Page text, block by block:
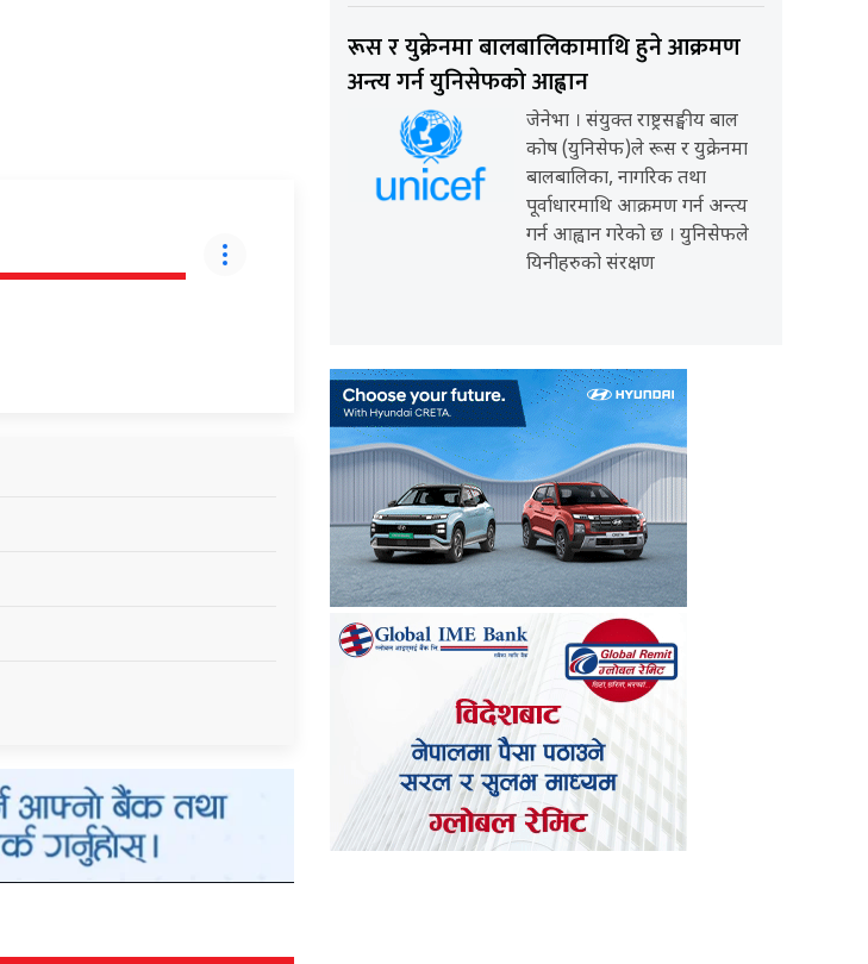
रूस र युक्रेनमा बालबालिकामाथि हुने आक्रमण
अन्त्य गर्न युनिसेफको आह्वान
जेनेभा । संयुक्त राष्ट्रसङ्घीय बाल
कोष (युनिसेफ)ले रूस र युक्रेनमा
बालबालिका, नागरिक तथा
पूर्वाधारमाथि आक्रमण गर्न अन्त्य
गर्न आह्वान गरेको छ । युनिसेफले
यिनीहरुको संरक्षण